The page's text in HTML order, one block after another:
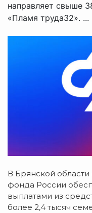
направляет свыше
«Пламя труда32». ...
В Брянской
фонда России
выплатами из
более 2,4 тысяч